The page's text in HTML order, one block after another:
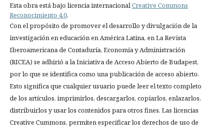
Esta obra está bajo licencia internacional Creative Commons
Reconocimiento 4.0.
Con el propósito de promover el desarrollo y divulgación de la
investigación en educación en América Latina, en La Revista
Iberoamericana de Contaduría, Economía y Administración
(RICEA) se adhirió a la Iniciativa de Acceso Abierto de Budapest,
por lo que se identifica como una publicación de acceso abierto.
Esto significa que cualquier usuario puede leer el texto completo
de los artículos, imprimirlos, descargarlos, copiarlos, enlazarlos,
distribuirlos y usar los contenidos para otros fines. Las licencias
Creative Cummons, permiten especificar los derechos de uso de